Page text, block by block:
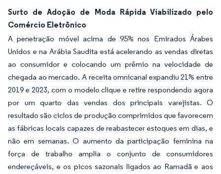
Surto de Adoção de Moda Rápida Viabilizado pelo
Comércio Eletrônico
A penetração móvel acima de 95% nos Emirados Árabes
Unidos e na Arábia Saudita está acelerando as vendas diretas
ao consumidor e colocando um prêmio na velocidade de
chegada ao mercado. A receita omnicanal expandiu 21% entre
2019 e 2023, com o modelo clique e retire respondendo agora
por um quarto das vendas dos principais varejistas. O
resultado são ciclos de produção comprimidos que favorecem
as fábricas locais capazes de reabastecer estoques em dias, e
não em semanas. O aumento da participação feminina na
força de trabalho amplia o conjunto de consumidores
endereçáveis, e os picos sazonais ligados ao Ramadã e aos